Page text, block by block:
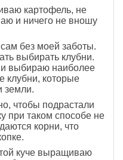
картофель, не
и ничего не вношу
без моей заботы.
выбирать клубни.
и выбираю наиболее
клубни, которые
земли.
чтобы подрастали
при таком способе не
корни, что
куче выращиваю